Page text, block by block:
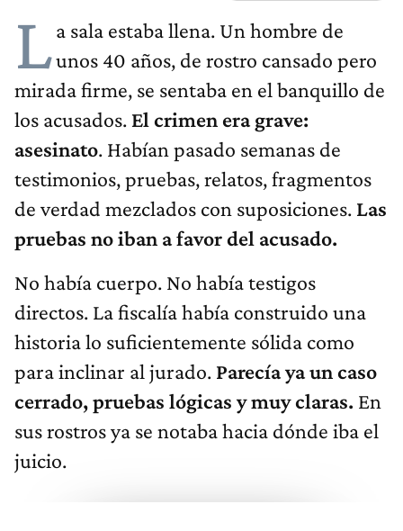
La sala estaba llena. Un hombre de
unos 40 años, de rostro cansado pero
mirada firme, se sentaba en el banquillo de
los acusados. El crimen era grave:
asesinato. Habían pasado semanas de
testimonios, pruebas, relatos, fragmentos
de verdad mezclados con suposiciones. Las
pruebas no iban a favor del acusado.
No había cuerpo. No había testigos
directos. La fiscalía había construido una
historia lo suficientemente sólida como
para inclinar al jurado. Parecía ya un caso
cerrado, pruebas lógicas y muy claras. En
sus rostros ya se notaba hacia dónde iba el
juicio.